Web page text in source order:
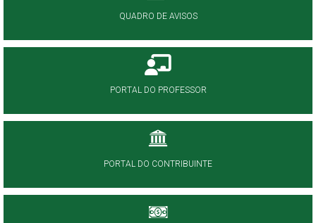
QUADRO DE AVISOS
PORTAL DO PROFESSOR
PORTAL DO CONTRIBUINTE